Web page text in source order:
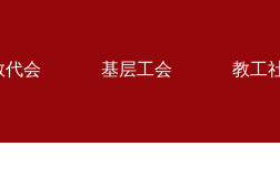
代会 基层工会 教工